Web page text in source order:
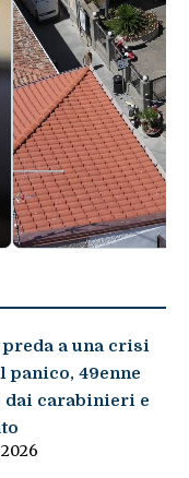
a una crisi
panico, 49enne
dai carabinieri e